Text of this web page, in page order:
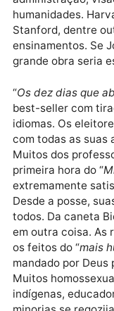
nosso. O Brasil
“administração
há em termos de
Bolsonaro é um
de pesquisas do
administração,
humanidades.
Stanford, dentre
ensinamentos.
grande obra
“Os dez dias
best-seller com
idiomas. Os
com todas as
Muitos dos
primeira hora do “